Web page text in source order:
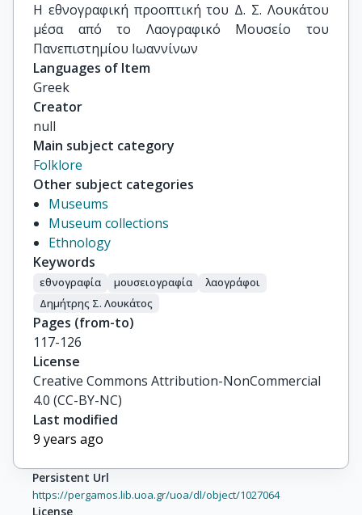
Η εθνογραφική προοπτική του Δ. Σ. Λουκάτου
μέσα από το Λαογραφικό Μουσείο του
Πανεπιστημίου Ιωαννίνων
Languages of Item
Greek
Creator
null
Main subject category
Folklore
Other subject categories
Museums
Museum collections
Ethnology
Keywords
εθνογραφία μουσειογραφία
λαογράφοι
Δημήτρης Σ. Λουκάτος
Pages (from-to)
117-126
License
Creative Commons Attribution-NonCommercial
4.0 (CC-BY-NC)
Last modified
9 years ago
Persistent Url
https://pergamos.lib.uoa.gr/uoa/dl/object/1027064
License